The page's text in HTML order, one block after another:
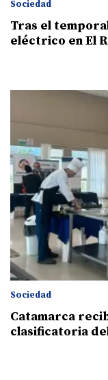
Sociedad
Tras el
eléctrico en El
Sociedad
Catamarca
clasificatoria